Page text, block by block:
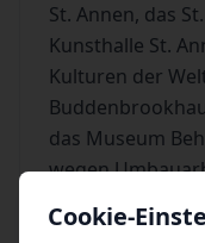
St. Annen, das
Kunsthalle St.
Kulturen der
das Museum
wegen
Der Lübeck Day
Cookie-